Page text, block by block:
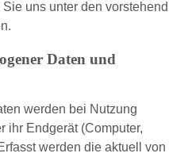
uns unter den vorstehend
Daten und
werden bei Nutzung
ihr Endgerät (Computer,
werden die aktuell von